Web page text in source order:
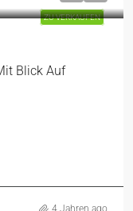
ZU VERKAUFEN
Blick Auf
4 Jahren ago